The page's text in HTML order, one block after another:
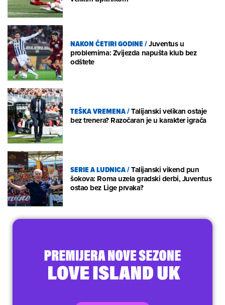
NAKON ČETIRI GODINE/Juventus u
problemima: Zvijezda napušta klub bez
odštete
TEŠKA VREMENA/Talijanski velikan ostaje
bez trenera? Razočaran je u karakter igrača
SERIE A LUDNICA/Talijanski vikend pun
šokova: Roma uzela gradski derbi, Juventus
ostao bez Lige prvaka?